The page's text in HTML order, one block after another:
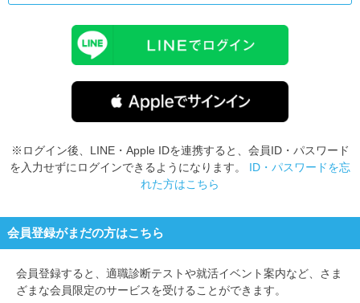
※ログイン後、LINE・Apple IDを連携すると、会員ID・パスワード
を入力せずにログインできるようになります。 ID・パスワードを忘
れた方はこちら
会員登録がまだの方はこちら
会員登録すると、 適職診断テストや就活イベント案内など、さま
ざまな会員限定のサービスを受けることができます。